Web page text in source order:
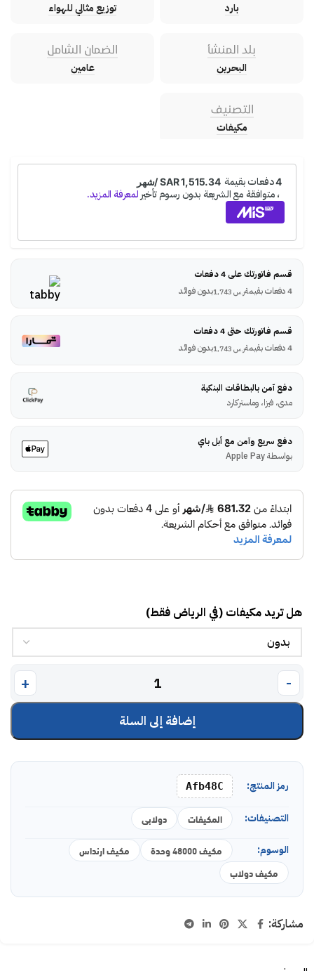
بارد توزيع مثالي للهواء
بلد المنشأ
البحرين
الضمان الشامل
عامين
التصنيف
مكيفات
قسم فاتورتك على 4 دفعات
4 دفعات بقيمة
ر.س بدون فوائد
قسم فاتورتك حتى 4 دفعات
4 دفعات بقيمة
ر.س بدون فوائد
دفع آمن بالبطاقات البنكية
مدى، فيزا، وماستركارد
دفع سريع وآمن مع أبل باي
بواسطة Apple Pay
هل تريد مكيفات (في الرياض فقط)
إضافة إلى السلة
رمز المنتج: Afb48C
التصنيفات: المكيفات دولابى
الوسوم: مكيف 48000 وحدة
مكيف ارنداس
مكيف دولاب
مشاركة: